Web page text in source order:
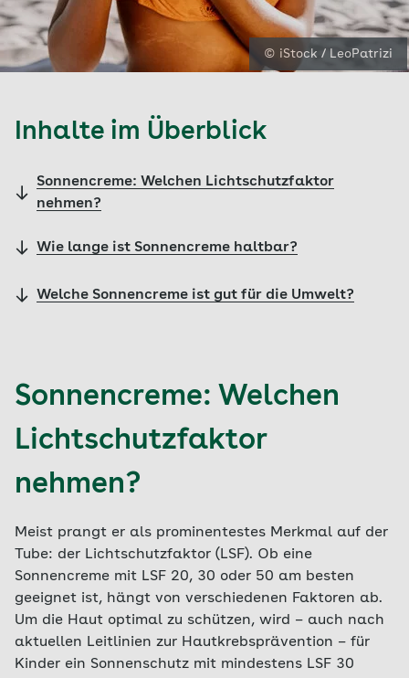
© iStock / LeoPatrizi
Inhalte im Überblick
Sonnencreme: Welchen Lichtschutzfaktor
nehmen?
Wie lange ist Sonnencreme haltbar?
Welche Sonnencreme ist gut für die Umwelt?
Sonnencreme: Welchen
Lichtschutzfaktor
nehmen?
Meist prangt er als prominentestes Merkmal auf der
Tube: der Lichtschutzfaktor (LSF). Ob eine
Sonnencreme mit LSF 20, 30 oder 50 am besten
geeignet ist, hängt von verschiedenen Faktoren ab.
Um die Haut optimal zu schützen, wird – auch nach
aktuellen Leitlinien zur Hautkrebsprävention – für
Kinder ein Sonnenschutz mit mindestens LSF 30